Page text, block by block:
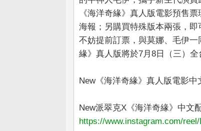
《海洋奇緣》真人版電影預售
海報；另購買特殊版本兩張，
不妨提前訂票，與莫娜、毛伊
緣》真人版將於7月8日（三）全
New《海洋奇緣》真人版電影中
New派翠克X《海洋奇緣》中文
https://www.instagram.com/